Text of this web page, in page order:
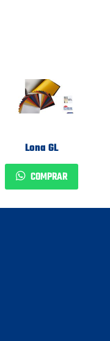
Lona GL
COMPRAR